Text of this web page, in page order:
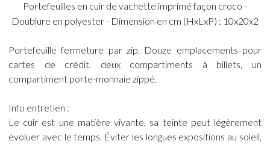
Portefeuilles en cuir de vachette imprimé façon croco -
Doublure en polyester - Dimension en cm (HxLxP) : 10x20x2
Portefeuille fermeture par zip. Douze emplacements pour
cartes de crédit, deux compartiments à billets, un
compartiment porte-monnaie zippé.
Info entretien :
Le cuir est une matière vivante, sa teinte peut légèrement
évoluer avec le temps. Éviter les longues expositions au soleil,